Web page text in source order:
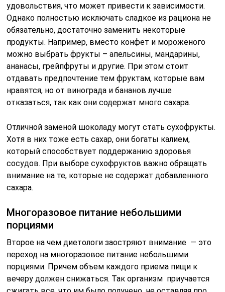
удовольствия, что может привести к зависимости.
Однако полностью исключать сладкое из рациона не
обязательно, достаточно заменить некоторые
продукты. Например, вместо конфет и мороженого
можно выбрать фрукты – апельсины, мандарины,
ананасы, грейпфруты и другие. При этом стоит
отдавать предпочтение тем фруктам, которые вам
нравятся, но от винограда и бананов лучше
отказаться, так как они содержат много сахара.
Отличной заменой шоколаду могут стать сухофрукты.
Хотя в них тоже есть сахар, они богаты калием,
который способствует поддержанию здоровья
сосудов. При выборе сухофруктов важно обращать
внимание на те, которые не содержат добавленного
сахара.
Многоразовое питание небольшими
порциями
Второе на чем диетологи заостряют внимание — это
переход на многоразовое питание небольшими
порциями. Причем объем каждого приема пищи к
вечеру должен снижаться. Так организм приучается